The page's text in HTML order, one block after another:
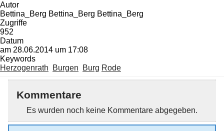
Autor
Bettina_Berg Bettina_Berg Bettina_Berg
Zugriffe
952
Datum
am 28.06.2014 um 17:08
Keywords
Herzogenrath
Burgen Burg Rode
Kommentare
Es wurden noch keine Kommentare abgegeben.